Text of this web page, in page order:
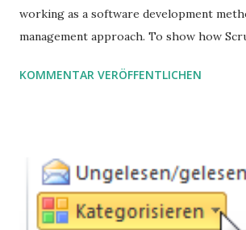
working as a software development
management approach. To show how
processes.
KOMMENTAR VERÖFFENTLICHEN